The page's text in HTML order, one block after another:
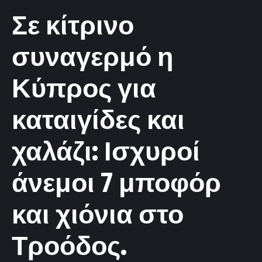
Σε κίτρινο
συναγερμό η
Κύπρος για
καταιγίδες και
χαλάζι: Ισχυροί
άνεμοι 7 μποφόρ
και χιόνια στο
Τροόδος.